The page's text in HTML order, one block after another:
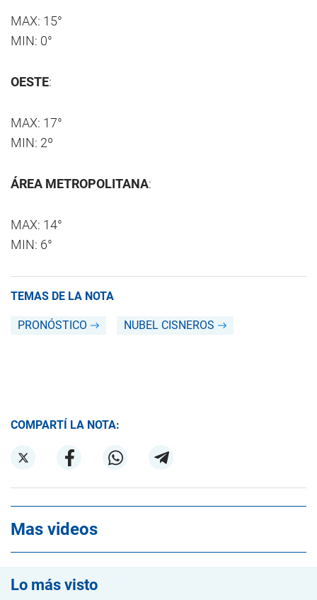
MAX: 15°
MIN: 0°
OESTE:
MAX: 17°
MIN: 2º
ÁREA METROPOLITANA:
MAX: 14°
MIN: 6°
TEMAS DE LA NOTA
PRONÓSTICO NUBEL CISNEROS
COMPARTÍ LA NOTA:
Mas videos
Lo más visto